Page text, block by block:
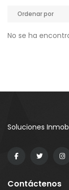
Ordenar por
No se ha
Soluciones
Contáctenos